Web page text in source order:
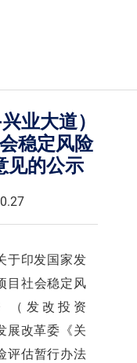
业大道）
稳定风险
见的公示
于印发国家发
目社会稳定风
（发改投资
展改革委《关
评估暂行办法